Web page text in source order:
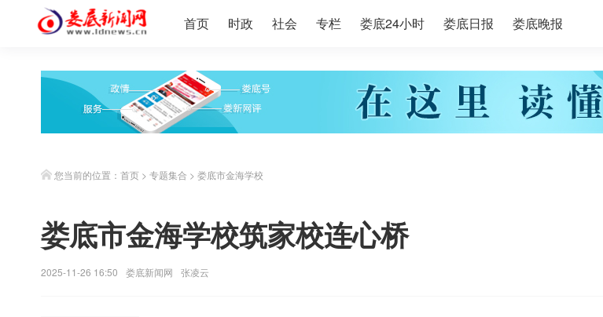
首页 时政 社会 专栏 娄底24小时 娄底日报 娄底晚报
您当前的位置： 首页 > 专题集合 > 娄底市金海学校
娄底市金海学校筑家校连心桥
2025-11-26 16:50 娄底新闻网 张凌云